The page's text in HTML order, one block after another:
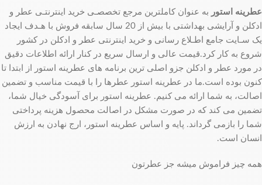
عطرینه استور به عنوان کاملترین مرجع تخصصـی خرید اینترنتـی عطر و
ادکلن و آرایشی بهداشتی با بیش از 20 سال سابقه فروش با هـدف ایجاد
یک سـایت جامع اطـلاع رسانی و خرید اینترنتی عطر و ادکلن در کشور
شروع به کار کرد.قیمت عالی و ارسال سریع در کنار ارائه اطلاعات دقیق
در مورد عطر و ادکلن جزو اصلی ترین برنامه های عطرینه استور از ابتدا تا
کنون بوده است.ما در عطرینه استور عطرها را با قیمت مناسب و تضمین
اصالت، به شما ارائه می کنیم. عطرینه استور برای آسودگی خیال شما،
تضمین می کند که در صورت مشکل در اصالت محصول هزینه پرداختی
شما را بازمی گرداند. پایه و اساس عطرینه استور، ارج نهادن به ارزش
انسان است.
همه چیز فراموش میشه جز عطرتون